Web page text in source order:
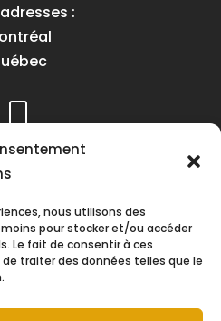
nous utilisons des
pour stocker et/ou accéder
Le fait de consentir à ces
traiter des données telles que le
:
:
1001
:
vendredi